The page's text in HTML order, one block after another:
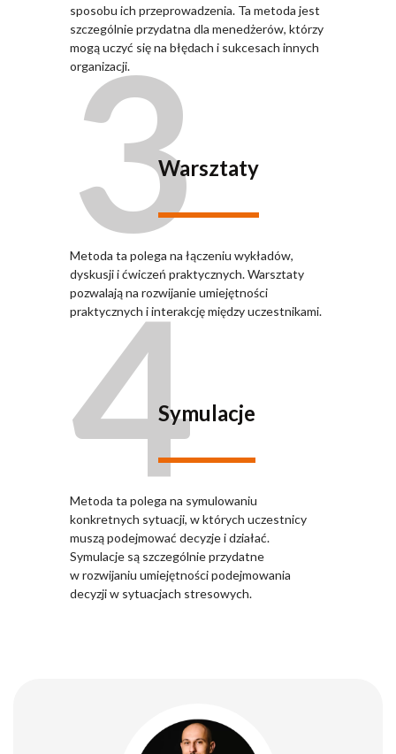
sposobu ich przeprowadzenia. Ta metoda jest
szczególnie przydatna dla menedżerów, którzy
mogą uczyć się na błędach i sukcesach innych
organizacji.
3Warsztaty
Metoda ta polega na łączeniu wykładów,
dyskusji i ćwiczeń praktycznych. Warsztaty
pozwalają na rozwijanie umiejętności
praktycznych i interakcję między uczestnikami.
4Symulacje
Metoda ta polega na symulowaniu
konkretnych sytuacji, w których uczestnicy
muszą podejmować decyzje i działać.
Symulacje są szczególnie przydatne
w rozwijaniu umiejętności podejmowania
decyzji w sytuacjach stresowych.